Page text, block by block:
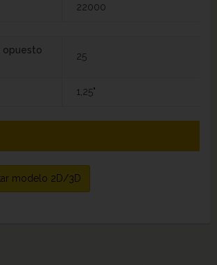
22000
opuesto
25
1,25"
modelo 2D/3D